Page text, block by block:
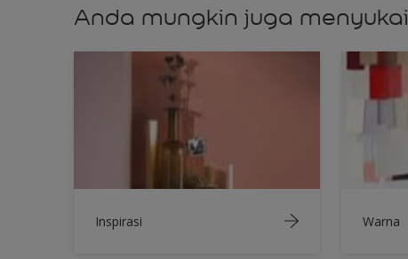
Anda mungkin juga menyukai
Inspirasi Warna